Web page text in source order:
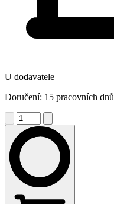
U dodavatele
Doručení: 15 pracovních dnů